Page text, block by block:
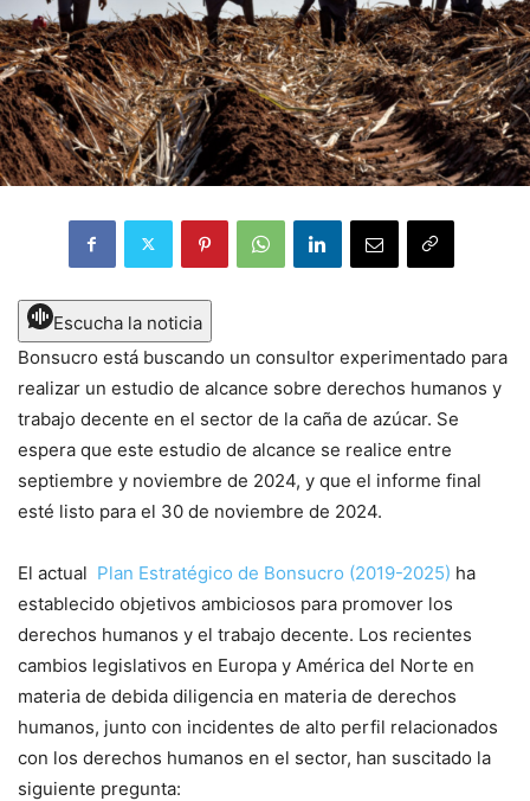
Escucha la noticia
Bonsucro está buscando un consultor experimentado para
realizar un estudio de alcance sobre derechos humanos y
trabajo decente en el sector de la caña de azúcar. Se
espera que este estudio de alcance se realice entre
septiembre y noviembre de 2024, y que el informe final
esté listo para el 30 de noviembre de 2024.
El actual Plan Estratégico de Bonsucro (2019-2025) ha
establecido objetivos ambiciosos para promover los
derechos humanos y el trabajo decente. Los recientes
cambios legislativos en Europa y América del Norte en
materia de debida diligencia en materia de derechos
humanos, junto con incidentes de alto perfil relacionados
con los derechos humanos en el sector, han suscitado la
siguiente pregunta: